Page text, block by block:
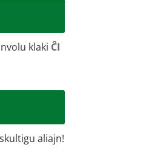
klaki ĈI
aliajn!